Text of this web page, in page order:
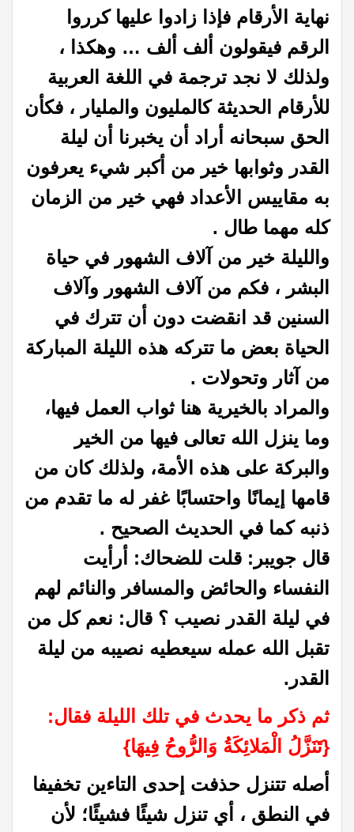
نهاية الأرقام فإذا زادوا عليها كرروا
الرقم فيقولون ألف ألف … وهكذا ،
ولذلك لا نجد ترجمة في اللغة العربية
للأرقام الحديثة كالمليون والمليار ، فكأن
الحق سبحانه أراد أن يخبرنا أن ليلة
القدر وثوابها خير من أكبر شيء يعرفون
به مقاييس الأعداد فهي خير من الزمان
كله مهما طال .
والليلة خير من آلاف الشهور في حياة
البشر ، فكم من آلاف الشهور وآلاف
السنين قد انقضت دون أن تترك في
الحياة بعض ما تتركه هذه الليلة المباركة
من آثار وتحولات .
والمراد بالخيرية هنا ثواب العمل فيها،
وما ينزل الله تعالى فيها من الخير
والبركة على هذه الأمة، ولذلك كان من
قامها إيمانًا واحتسابًا غفر له ما تقدم من
ذنبه كما في الحديث الصحيح .
قال جويبر: قلت للضحاك: أرأيت
النفساء والحائض والمسافر والنائم لهم
في ليلة القدر نصيب ؟ قال: نعم كل من
تقبل الله عمله سيعطيه نصيبه من ليلة
القدر.
ثم ذكر ما يحدث في تلك الليلة فقال‏:‏
‏{‏تَنَزَّلُ الْمَلائِكَةُ وَالرُّوحُ فِيهَا‏}‏
أصله تتنزل حذفت إحدى التاءين تخفيفا
في النطق ، أي تنزل شيئًا فشيئًا؛ لأن